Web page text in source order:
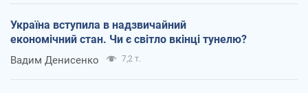
Україна вступила в надзвичайний
економічний стан. Чи є світло вкінці тунелю?
Вадим Денисенко 7,2 т.